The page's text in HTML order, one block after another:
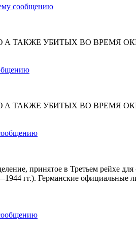
ТАКЖЕ УБИТЫХ ВО ВРЕМЯ
ТАКЖЕ УБИТЫХ ВО ВРЕМЯ
принятое в Третьем рейхе
гг.). Германские официальные